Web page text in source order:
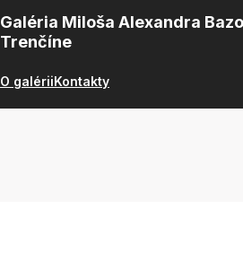
Galéria Miloša Alexandra
Trenčíne
O galériiKontakty